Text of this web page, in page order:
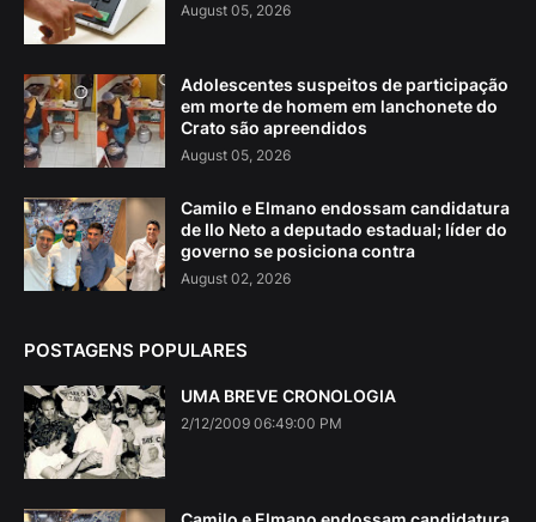
August 05, 2026
Adolescentes suspeitos de participação
em morte de homem em lanchonete do
Crato são apreendidos
August 05, 2026
Camilo e Elmano endossam candidatura
de Ilo Neto a deputado estadual; líder do
governo se posiciona contra
August 02, 2026
POSTAGENS POPULARES
UMA BREVE CRONOLOGIA
2/12/2009 06:49:00 PM